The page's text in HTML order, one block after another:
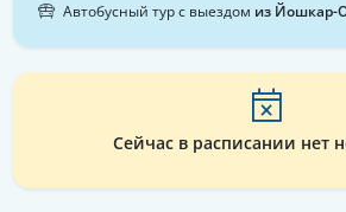
Сейчас в расписании нет
Автобусный тур с выездом из Йошкар-